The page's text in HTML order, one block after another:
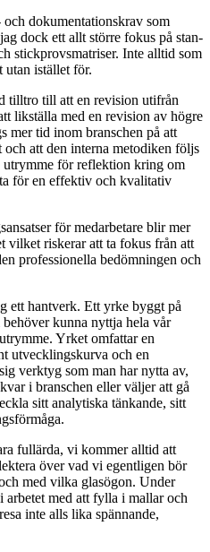
och doku­mentationskrav som
dock ett allt större fokus på stan­
stickprovs­matriser. Inte alltid som
utan istället för.
tilltro till att en revision utifrån
likställa med en revision av högre
mer tid inom branschen på att
att den interna metodiken följs
för reflektion kring om
för en effek­tiv och kvalitativ
för medarbetare blir mer
vilket riskerar att ta fokus från att
professionella bedömningen och
ett hantverk. Ett yrke byggt på
kunna nyttja hela vår
Yrket omfattar en
utveck­lingskurva och en
verktyg som man har nytta av,
i bran­schen eller väljer att gå
sitt analytiska tänkande, sitt
fullärda, vi kommer alltid att
över vad vi egentligen bör
med vilka glasögon. Under
med att fylla i mallar och
inte alls lika spännan­de,